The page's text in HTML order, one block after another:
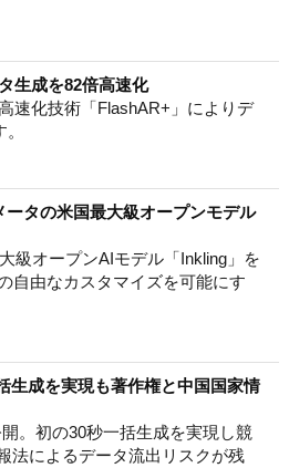
生成を82倍高速化
速化技術「FlashAR+」によりデ
タの米国最大級オープンモデル
級オープンAIモデル「Inkling」を
自由なカスタマイズを可能にす
生成を実現も著作権と中国国家情
。初の30秒一括生成を実現し競
法によるデータ流出リスクが残